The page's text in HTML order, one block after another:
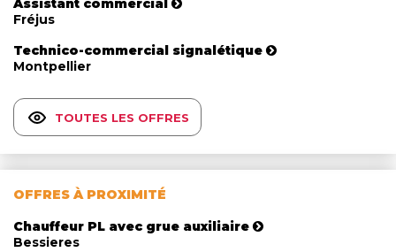
Assistant commercial
Fréjus
Technico-commercial signalétique
Montpellier
TOUTES LES OFFRES
OFFRES À PROXIMITÉ
Chauffeur PL avec grue auxiliaire
Bessieres